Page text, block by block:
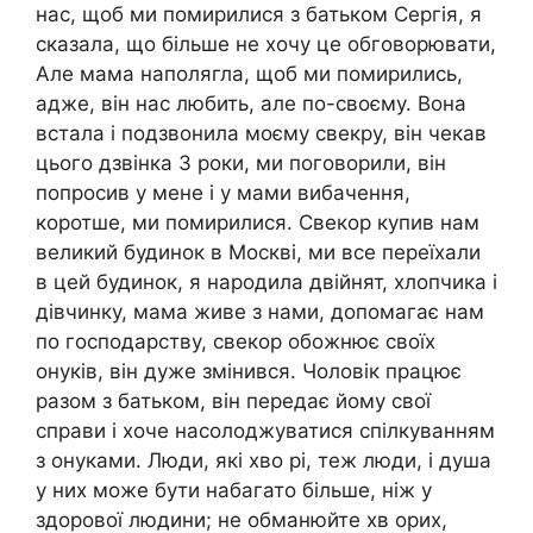
нас, щоб ми помирилися з батьком Сергія, я
сказала, що більше не хочу це обговорювати,
Але мама наполягла, щоб ми помирились,
адже, він нас любить, але по-своєму. Вона
встала і подзвонила моєму свекру, він чекав
цього дзвінка 3 роки, ми поговорили, він
попросив у мене і у мами вибачення,
коротше, ми помирилися. Свекор купив нам
великий будинок в Москві, ми все переїхали
в цей будинок, я народила двійнят, хлопчика і
дівчинку, мама живе з нами, допомагає нам
по господарству, свекор обожнює своїх
онуків, він дуже змінився. Чоловік працює
разом з батьком, він передає йому свої
справи і хоче насолоджуватися спілкуванням
з онуками. Люди, які хво рі, теж люди, і душа
у них може бути набагато більше, ніж у
здорової людини; не обманюйте хв орих,